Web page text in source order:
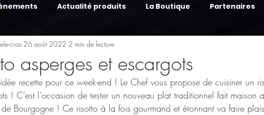
Actualité produits La Boutique Partenaires
asperges et escargots
cras 26 août 2022 2 min de lecture
recette pour ce week-end ! Le Chef vous propose de cuisiner un
! C’est l’occasion de tester un nouveau plat traditionnel fait maison
de Bourgogne ! Ce risotto à la fois gourmand et étonnant va faire